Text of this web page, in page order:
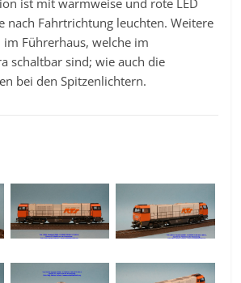
ist mit warmweise und rote LED
nach Fahrtrichtung leuchten. Weitere
im Führerhaus, welche im
schaltbar sind; wie auch die
bei den Spitzenlichtern.